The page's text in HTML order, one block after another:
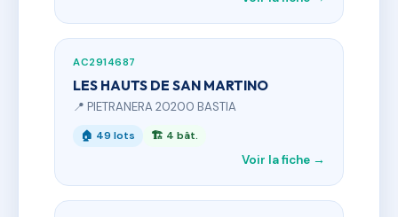
AC2914687
LES HAUTS DE SAN MARTINO
📍 PIETRANERA 20200 BASTIA
🏠 49 lots 🏗 4 bât.
Voir la fiche →